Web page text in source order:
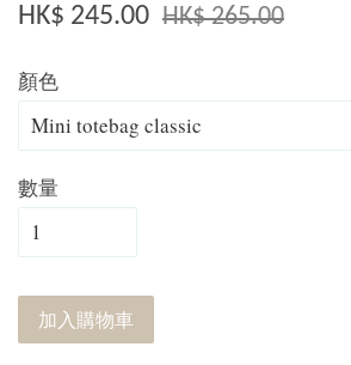
HK$ 245.00 HK$ 265.00
顏色
數量
加入購物車